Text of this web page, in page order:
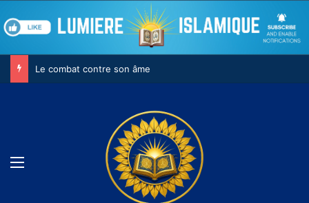
Le combat contre son âme